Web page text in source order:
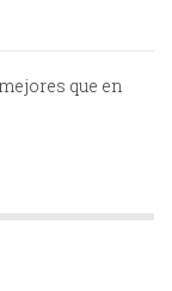
que en